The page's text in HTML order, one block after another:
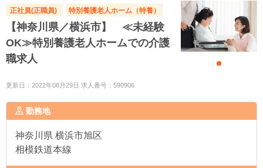
正社員(正職員) 特別養護老人ホーム（特養）
【神奈川県／横浜市】 ≪未経験
OK≫特別養護老人ホームでの介護
職求人
更新日：2022年08月29日 求人番号：590906
勤務地
神奈川県 横浜市旭区
相模鉄道本線